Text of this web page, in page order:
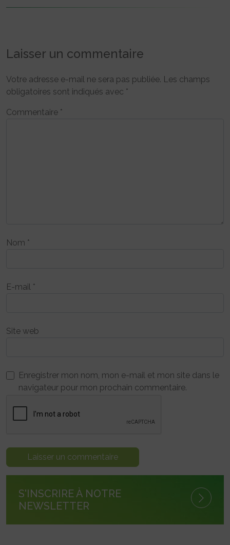
Laisser un commentaire
Votre adresse e-mail ne sera pas publiée. Les champs
obligatoires sont indiqués avec *
Commentaire *
Nom *
E-mail *
Site web
Enregistrer mon nom, mon e-mail et mon site dans le
navigateur pour mon prochain commentaire.
S'INSCRIRE À NOTRE
NEWSLETTER